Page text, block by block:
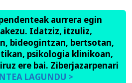
aurrera egin
Idatziz, itzuliz,
bideogintzan, bertsotan,
psikologia klinikoan,
ere bai. Ziberjazarpenari
LAGUNDU >